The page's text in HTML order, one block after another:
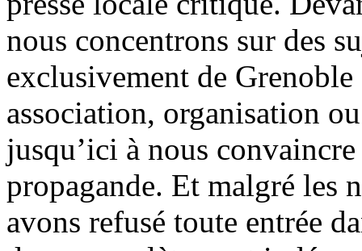
nous concentrons sur des
exclusivement de
association, organisation
jusqu’ici à nous
propagande. Et malgré les
avons refusé toute entrée